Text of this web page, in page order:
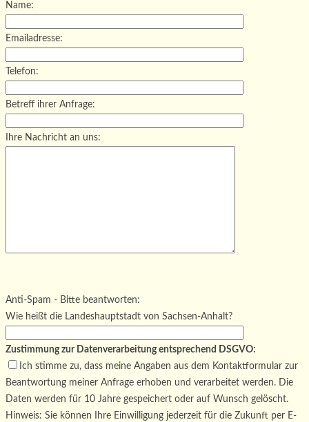
Name:
Emailadresse:
Telefon:
Betreff ihrer Anfrage:
Ihre Nachricht an uns:
Bitte lasse dieses Feld leer.
Anti-Spam - Bitte beantworten:
Wie heißt die Landeshauptstadt von Sachsen-Anhalt?
Zustimmung zur Datenverarbeitung entsprechend DSGVO:
Ich stimme zu, dass meine Angaben aus dem Kontaktformular zur
Beantwortung meiner Anfrage erhoben und verarbeitet werden. Die
Daten werden für 10 Jahre gespeichert oder auf Wunsch gelöscht.
Hinweis: Sie können Ihre Einwilligung jederzeit für die Zukunft per E-